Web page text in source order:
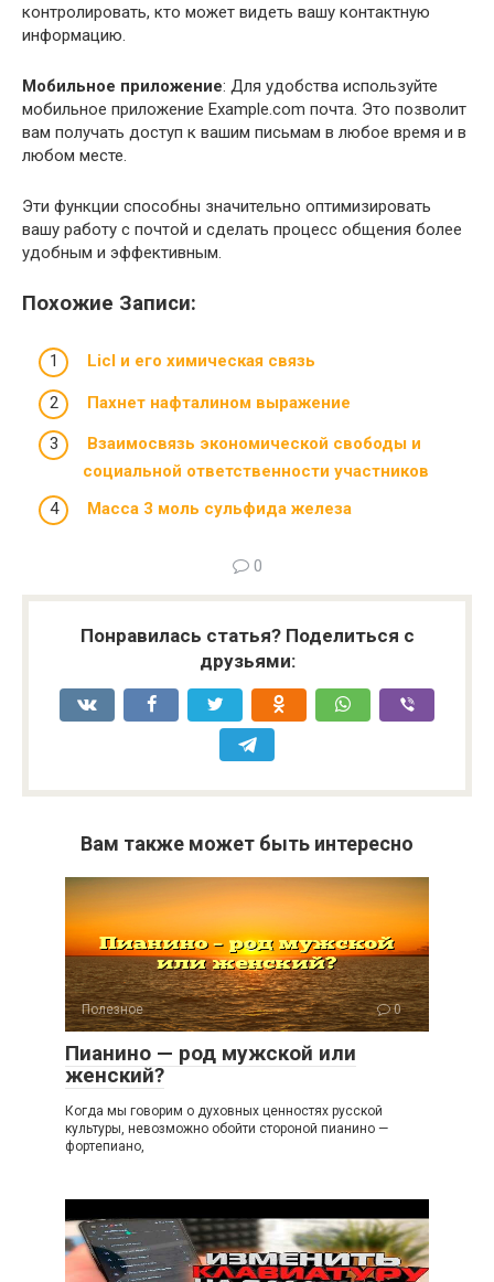
контролировать, кто может видеть вашу контактную
информацию.
Мобильное приложение: Для удобства используйте
мобильное приложение Example.com почта. Это позволит
вам получать доступ к вашим письмам в любое время и в
любом месте.
Эти функции способны значительно оптимизировать
вашу работу с почтой и сделать процесс общения более
удобным и эффективным.
Похожие Записи:
Licl и его химическая связь
Пахнет нафталином выражение
Взаимосвязь экономической свободы и
социальной ответственности участников
Масса 3 моль сульфида железа
0
Понравилась статья? Поделиться с
друзьями:
Вам также может быть интересно
Полезное 0
Пианино — род мужской или
женский?
Когда мы говорим о духовных ценностях русской
культуры, невозможно обойти стороной пианино —
фортепиано,